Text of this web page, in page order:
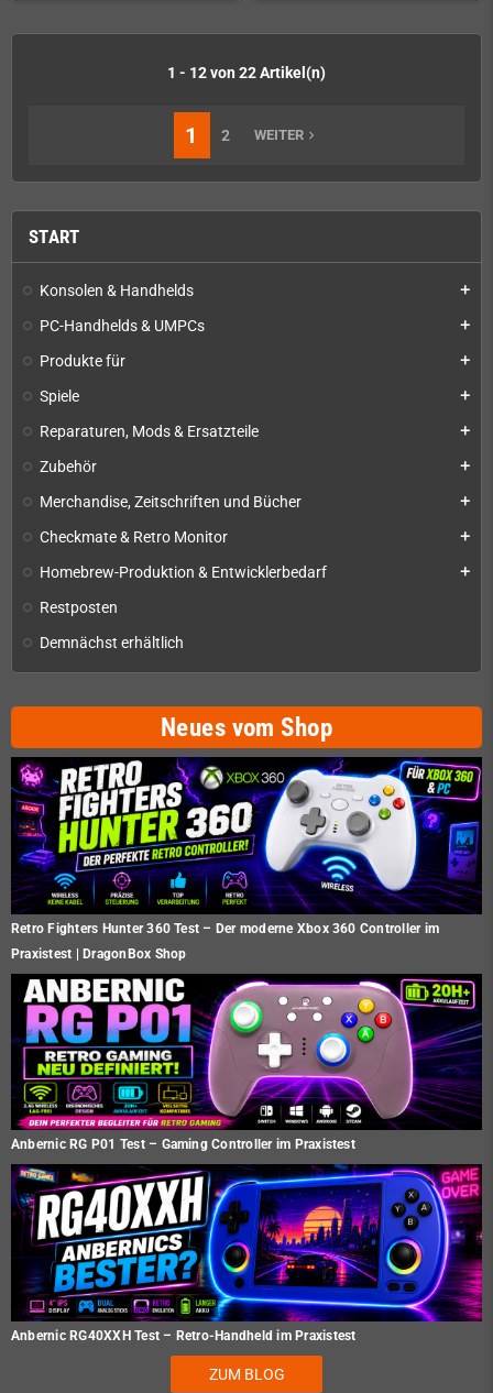
START
Konsolen & Handhelds add
PC-Handhelds & UMPCs add
Produkte für add
Spiele add
Reparaturen, Mods & Ersatzteile add
Zubehör add
Merchandise, Zeitschriften und Bücher add
Checkmate & Retro Monitor add
Homebrew-Produktion & Entwicklerbedarf add
Restposten
Demnächst erhältlich
Neues vom Shop
Retro Fighters Hunter 360 Test – Der moderne Xbox 360 Controller im
Praxistest | DragonBox Shop
Anbernic RG P01 Test – Gaming Controller im Praxistest
Anbernic RG40XXH Test – Retro-Handheld im Praxistest
ZUM BLOG
1 - 12 von 22 Artikel(n)
1 2 WEITER navigate_next